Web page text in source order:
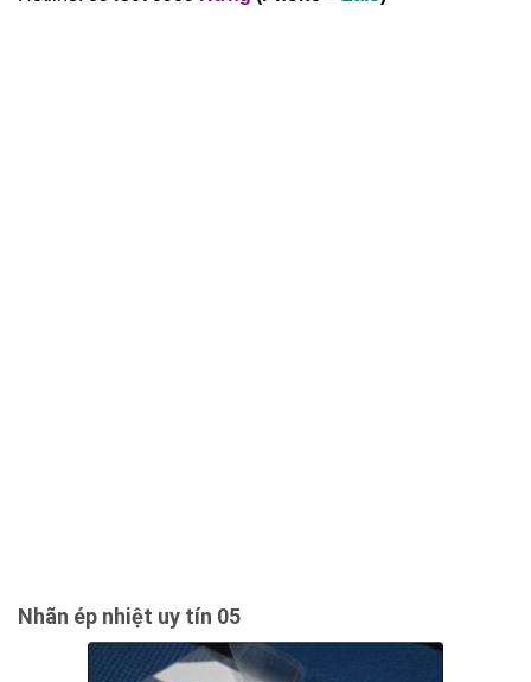
Nhãn ép nhiệt uy tín 05